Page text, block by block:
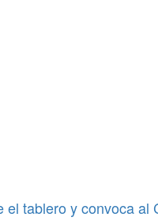
tablero y convoca